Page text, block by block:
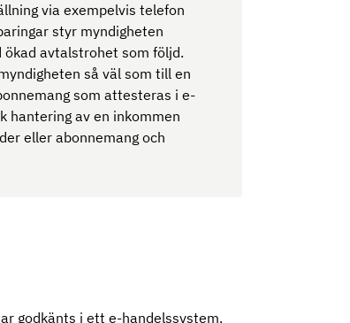
via exempelvis telefon
styr myndigheten
avtalstrohet som följd.
så väl som till en
som attesteras i e-
hantering av en inkommen
eller abonnemang och
godkänts i ett e-handelssystem.